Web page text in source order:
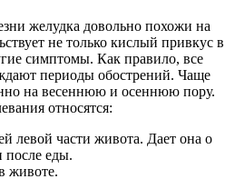
желудка довольно похожи на
не только кислый привкус в
симптомы. Как правило, все
периоды обострений. Чаще
на весеннюю и осеннюю пору.
относятся:
левой части живота. Дает она о
после еды.
животе.